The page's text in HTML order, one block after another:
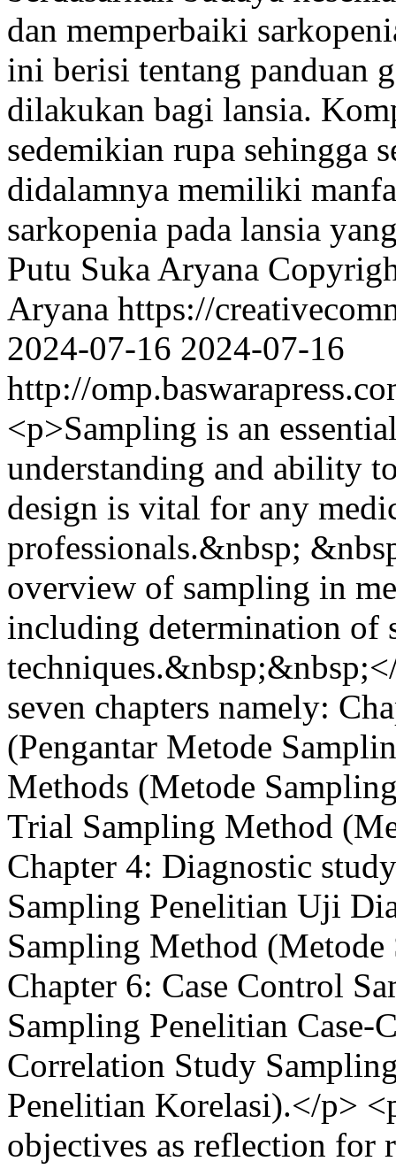
dan memperbaiki
ini berisi tentang panduan
dilakukan bagi lansia.
sedemikian rupa sehingga
didalamnya memiliki
sarkopenia pada lansia
Putu Suka Aryana
Aryana https://
2024-07-16 2024-07-16
http://
<p>Sampling is an
understanding and ability
design is vital for any
professionals.&nbsp;
overview of sampling in
including determination of
seven chapters namely:
(Pengantar Metode
Methods (Metode
Trial Sampling Method
Chapter 4: Diagnostic
Sampling Penelitian Uji
Sampling Method
Chapter 6: Case Control
Sampling Penelitian Case-
Correlation Study
Penelitian Korelasi).</p>
objectives as reflection for